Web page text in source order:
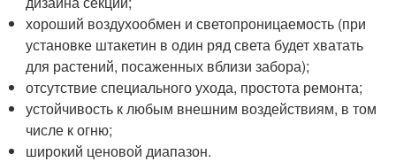
хороший воздухообмен и светопроницаемость (при
установке штакетин в один ряд света будет хватать
для растений, посаженных вблизи забора);
отсутствие специального ухода, простота ремонта;
устойчивость к любым внешним воздействиям, в том
числе к огню;
широкий ценовой диапазон.